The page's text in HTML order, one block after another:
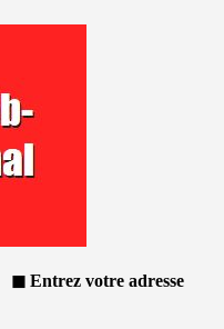
◼ Entrez votre adresse